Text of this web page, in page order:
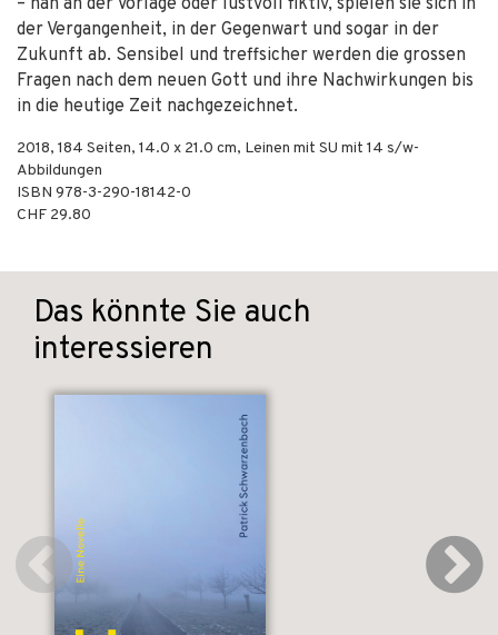
– nah an der Vorlage oder lustvoll fiktiv, spielen sie sich in
der Vergangenheit, in der Gegenwart und sogar in der
Zukunft ab. Sensibel und treffsicher werden die grossen
Fragen nach dem neuen Gott und ihre Nachwirkungen bis
in die heutige Zeit nachgezeichnet.
2018, 184 Seiten, 14.0 x 21.0 cm, Leinen mit SU mit 14 s/w-
Abbildungen
ISBN 978-3-290-18142-0
CHF 29.80
Das könnte Sie auch
interessieren